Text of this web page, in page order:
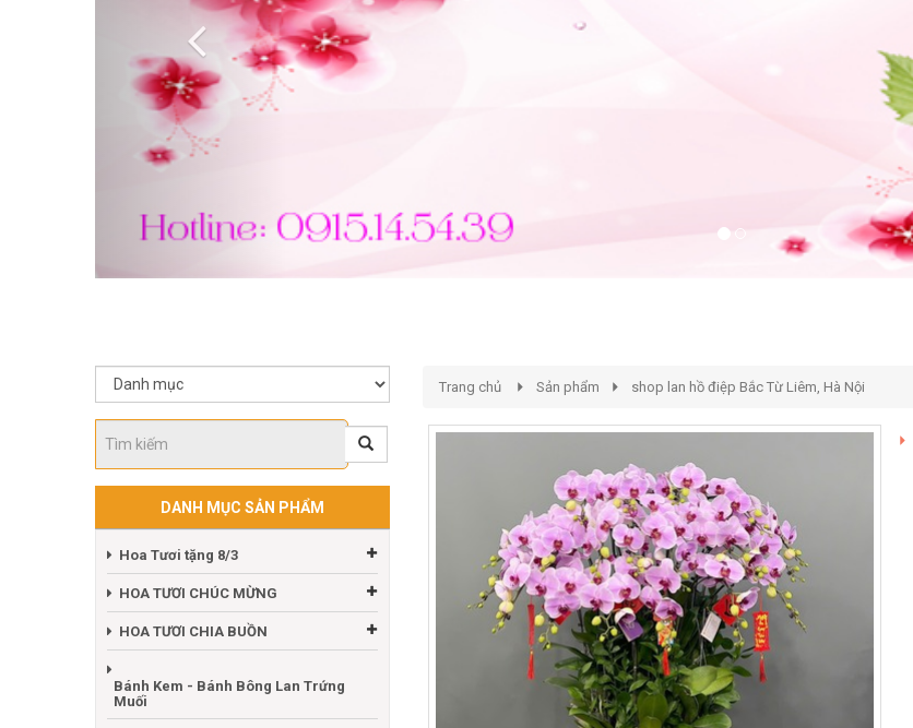
DANH MỤC SẢN PHẨM
Hoa Tươi tặng 8/3
HOA TƯƠI CHÚC MỪNG
HOA TƯƠI CHIA BUỒN
Bánh Kem - Bánh Bông Lan Trứng
Muối
Trang chủ Sản phẩm shop lan hồ điệp Bắc Từ Liêm, Hà Nội